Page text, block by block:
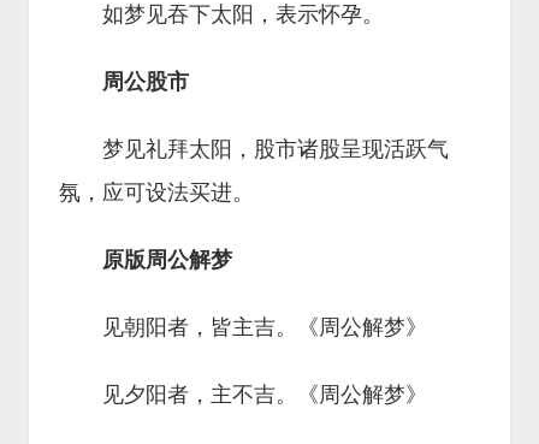
如梦见吞下太阳，表示怀孕。
周公股市
梦见礼拜太阳，股市诸股呈现活跃气
氛，应可设法买进。
原版周公解梦
见朝阳者，皆主吉。《周公解梦》
见夕阳者，主不吉。《周公解梦》